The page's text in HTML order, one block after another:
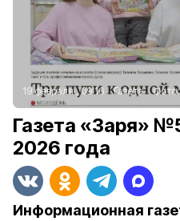
19 февраля , 09:16 Газета Фото:
Газета «Заря»
2026 года
Информационная